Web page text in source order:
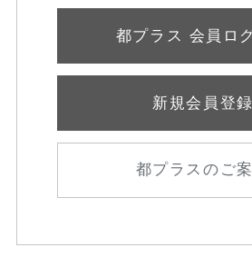
都プラス 会員ロ
新規会員登録
都プラスのご